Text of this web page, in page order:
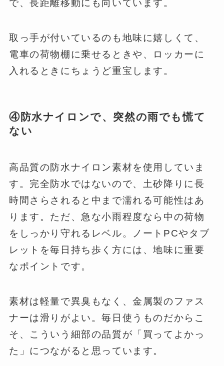
で、長距離移動にも向いています。
取っ手が付いているのも地味に嬉しくて、
電車の荷物棚に乗せるときや、ロッカーに
入れるときにちょうど重宝します。
④防水ナイロンで、突然の雨でも慌て
ない
高品質の防水ナイロン素材を使用していま
す。完全防水ではないので、土砂降りに長
時間さらされると中まで濡れる可能性はあ
ります。ただ、急な小雨程度なら中の荷物
をしっかり守れるレベル。ノートPCやタブ
レットを毎日持ち歩く方には、地味に重要
なポイントです。
素材は軽量で異臭もなく、金属製のファス
ナーは滑りがよい。毎日使うものだからこ
そ、こういう細部の品質が「買ってよかっ
た」につながると思っています。